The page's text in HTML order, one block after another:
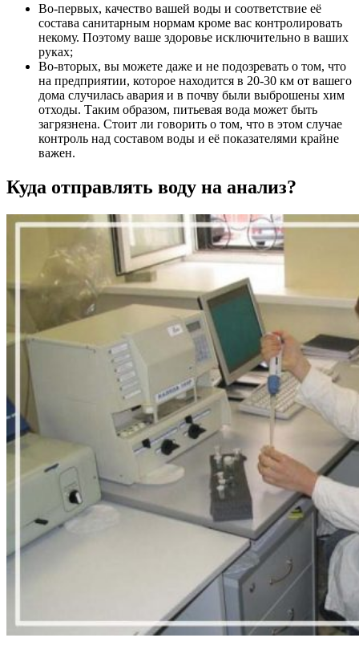
Во-первых, качество вашей воды и соответствие её
состава санитарным нормам кроме вас контролировать
некому. Поэтому ваше здоровье исключительно в ваших
руках;
Во-вторых, вы можете даже и не подозревать о том, что
на предприятии, которое находится в 20-30 км от вашего
дома случилась авария и в почву были выброшены хим
отходы. Таким образом, питьевая вода может быть
загрязнена. Стоит ли говорить о том, что в этом случае
контроль над составом воды и её показателями крайне
важен.
Куда отправлять воду на анализ?